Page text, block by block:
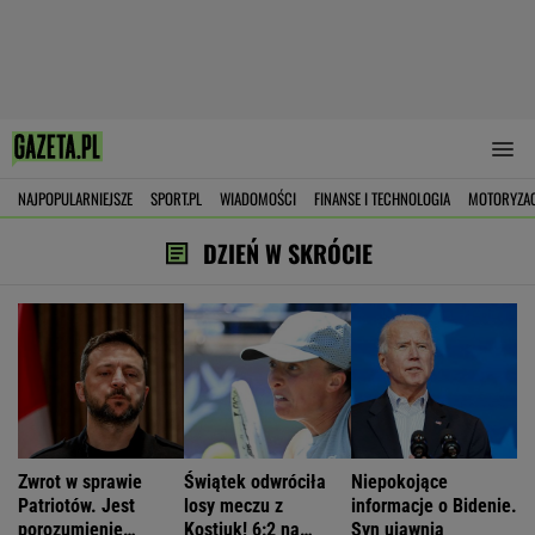
NAJPOPULARNIEJSZE SPORT.PL WIADOMOŚCI FINANSE I TECHNOLOGIA
DZIEŃ W SKRÓCIE
Zwrot w sprawie
Patriotów. Jest
porozumienie
Świątek odwróciła
losy meczu z
Kostiuk! 6:2 na
Niepokojące
informacje o Bidenie.
Syn ujawnia